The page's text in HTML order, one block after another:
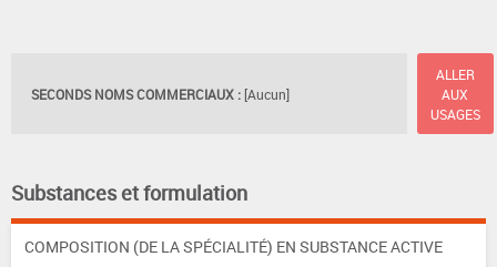
SECONDS NOMS COMMERCIAUX : [Aucun]
ALLER
AUX
USAGES
Substances et formulation
COMPOSITION (DE LA SPÉCIALITÉ) EN SUBSTANCE ACTIVE